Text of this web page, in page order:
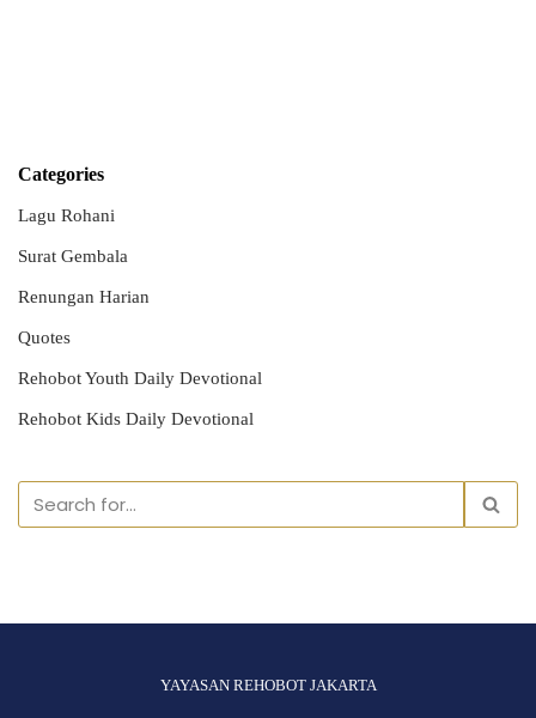
Categories
Lagu Rohani
Surat Gembala
Renungan Harian
Quotes
Rehobot Youth Daily Devotional
Rehobot Kids Daily Devotional
YAYASAN REHOBOT JAKARTA